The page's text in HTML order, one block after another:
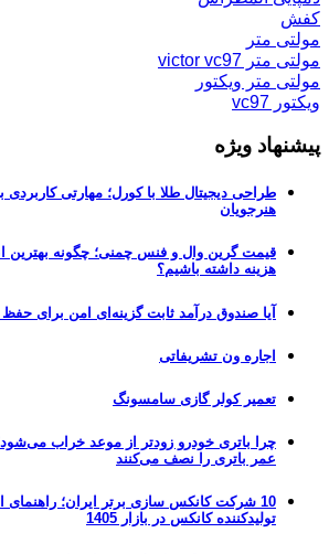
کفش
مولتی متر
مولتی متر victor vc97
مولتی متر ویکتور
ویکتور vc97
پیشنهاد ویژه
طراحی دیجیتال طلا با کورل؛ مهارتی کاربردی
هنرجویان
قیمت گرین وال و فنس چمنی؛ چگونه بهترین
هزینه داشته باشیم؟
آیا صندوق درآمد ثابت گزینه‌ای امن برای
اجاره ون تشریفاتی
تعمیر کولر گازی سامسونگ
عمر باتری را نصف می‌کنند
10 شرکت کانکس سازی برتر ایران؛
تولیدکننده کانکس در بازار 1405